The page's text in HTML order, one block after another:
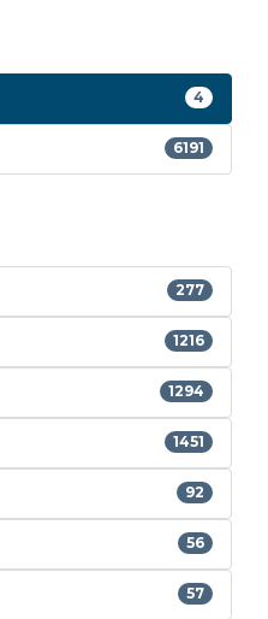
4
6191
277
1216
1294
1451
92
56
57